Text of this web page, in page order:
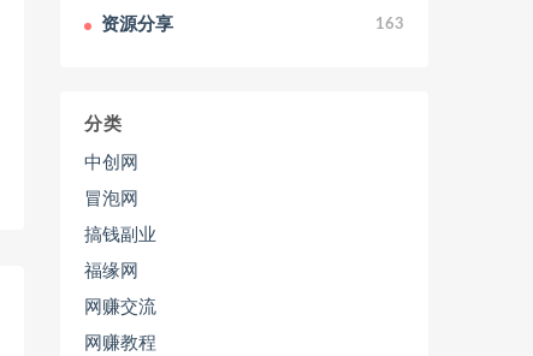
资源分享 163
分类
中创网
冒泡网
搞钱副业
福缘网
网赚交流
网赚教程